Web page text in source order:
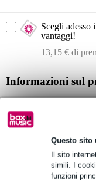
Questo sito
Il sito
simili. I
funzioni
Scegli adesso
vantaggi!
13,15 € di
Informazioni sul
Monitor in-ear con
Specifiche complete
Vedi anche (4)